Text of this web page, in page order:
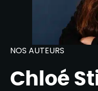
NOS AUTEURS
Chloé